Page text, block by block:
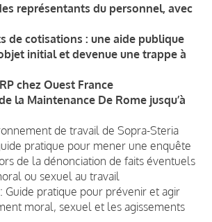
représentants du personnel, avec
de cotisations : une aide publique
initial et devenue une trappe à
chez Ouest France
la Maintenance De Rome jusqu’à
de travail de Sopra-Steria
pratique pour mener une enquête
de la dénonciation de faits éventuels
ou sexuel au travail
Guide pratique pour prévenir et agir
moral, sexuel et les agissements